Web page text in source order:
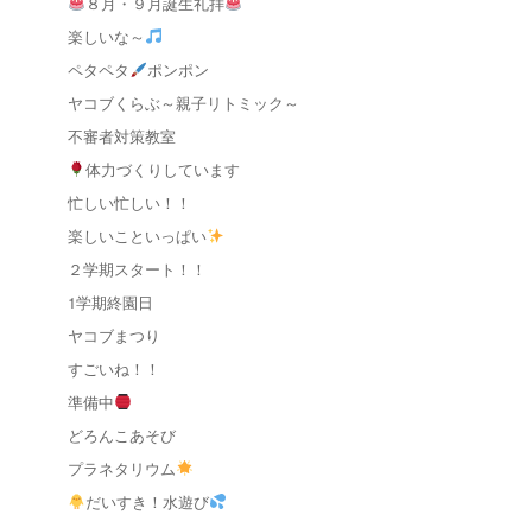
楽しいな～
ペタペタ
ポンポン
ヤコブくらぶ～親子リトミック～
不審者対策教室
体力づくりしています
忙しい忙しい！！
楽しいこといっぱい
２学期スタート！！
1学期終園日
ヤコブまつり
すごいね！！
準備中
どろんこあそび
プラネタリウム
だいすき！水遊び